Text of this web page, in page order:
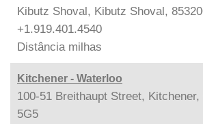
Kibutz Shoval, Kibutz Shoval,
+1.919.401.4540
Distância milhas
Kitchener - Waterloo
100-51 Breithaupt Street,
5G5